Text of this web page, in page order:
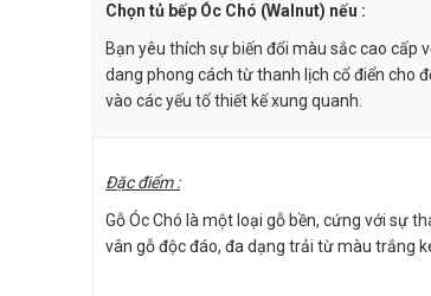
Chọn tủ bếp Óc Chó (Walnut) nếu :
Bạn yêu thích sự biến đổi màu sắc cao cấp
dang phong cách từ thanh lịch cổ điển cho
vào các yếu tố thiết kế xung quanh.
Đặc điểm :
Gỗ Óc Chó là một loại gỗ bền, cứng với sự
vân gỗ độc đáo, đa dạng trải từ màu trắng